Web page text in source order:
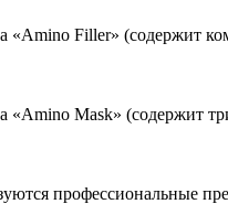
Filler» (содержит
Mask» (содержит
профессиональные